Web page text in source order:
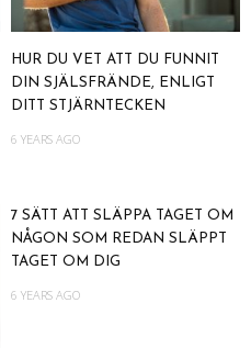
HUR DU VET ATT DU FUNNIT
DIN SJÄLSFRÄNDE, ENLIGT
DITT STJÄRNTECKEN
6 YEARS AGO
7 SÄTT ATT SLÄPPA TAGET OM
NÅGON SOM REDAN SLÄPPT
TAGET OM DIG
6 YEARS AGO